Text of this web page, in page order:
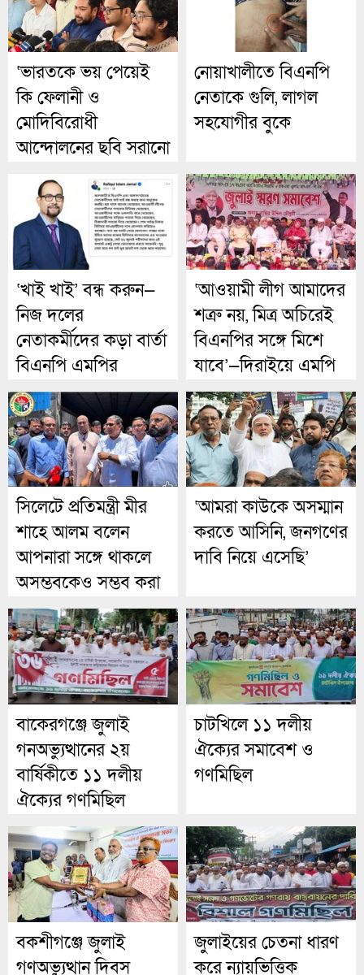
‘ভারতকে ভয় পেয়েই
কি ফেলানী ও
মোদিবিরোধী
আন্দোলনের ছবি সরানো
হয়েছে?’
নোয়াখালীতে বিএনপি
নেতাকে গুলি, লাগল
সহযোগীর বুকে
‘খাই খাই’ বন্ধ করুন—
নিজ দলের
নেতাকর্মীদের কড়া বার্তা
বিএনপি এমপির
‘আওয়ামী লীগ আমাদের
শত্রু নয়, মিত্র অচিরেই
বিএনপির সঙ্গে মিশে
যাবে’—দিরাইয়ে এমপি
নাছির চৌধুরী।
সিলেটে প্রতিমন্ত্রী মীর
শাহে আলম বলেন
আপনারা সঙ্গে থাকলে
অসম্ভবকেও সম্ভব করা
যায়।
‘আমরা কাউকে অসম্মান
করতে আসিনি, জনগণের
দাবি নিয়ে এসেছি’
বাকেরগঞ্জে জুলাই
গনঅভ্যুত্থানের ২য়
বার্ষিকীতে ১১ দলীয়
ঐক্যের গণমিছিল
চাটখিলে ১১ দলীয়
ঐক্যের সমাবেশ ও
গণমিছিল
বকশীগঞ্জে জুলাই
গণঅভ্যুত্থান দিবস
জুলাইয়ের চেতনা ধারণ
করে ন্যায়ভিত্তিক